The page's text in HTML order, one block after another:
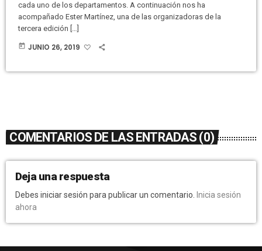
cada uno de los departamentos. A continuación nos ha
acompañado Ester Martínez, una de las organizadoras de la
tercera edición […]
today JUNIO 26, 2019
COMENTARIOS DE LAS ENTRADAS (0)
Deja una respuesta
Debes iniciar sesión para publicar un comentario.
Inicia sesión
ahora